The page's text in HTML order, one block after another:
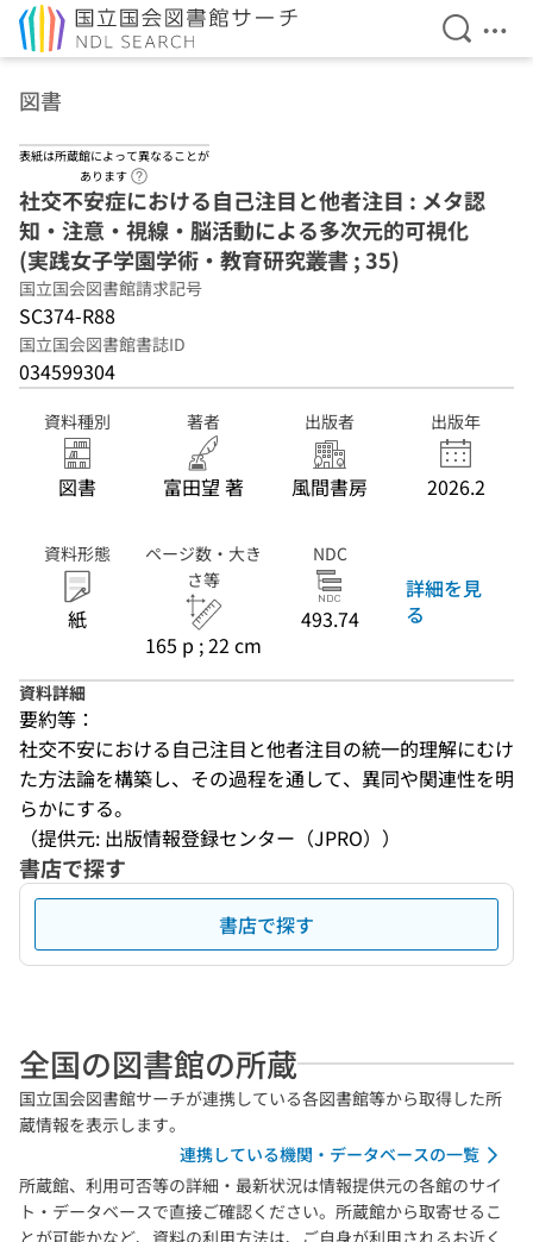
検索を
メ
図書
表紙は所蔵館によって異なることが
あります
社交不安症における自己注目と他者注目 : メタ認
知・注意・視線・脳活動による多次元的可視化
(実践女子学園学術・教育研究叢書 ; 35)
国立国会図書館請求記号
SC374-R88
国立国会図書館書誌ID
034599304
資料種別
図書
著者
富田望 著
出版者
風間書房
出版年
2026.2
資料形態
紙
ページ数・大き
さ等
165 p ; 22 cm
NDC
493.74
詳細を見
る
資料詳細
要約等：
社交不安における自己注目と他者注目の統一的理解にむけ
た方法論を構築し、その過程を通して、異同や関連性を明
らかにする。
（提供元: 出版情報登録センター（JPRO））
書店で探す
書店で探す
全国の図書館の所蔵
国立国会図書館サーチが連携している各図書館等から取得した所
蔵情報を表示します。
連携している機関・データベースの一覧
所蔵館、利用可否等の詳細・最新状況は情報提供元の各館のサイ
ト・データベースで直接ご確認ください。所蔵館から取寄せるこ
とが可能かなど、資料の利用方法は、ご自身が利用されるお近く